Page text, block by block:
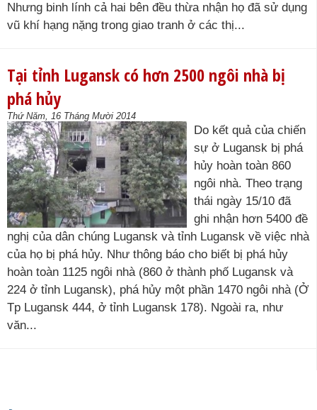
Nhưng binh lính cả hai bên đều thừa nhận họ đã sử dụng
vũ khí hạng nặng trong giao tranh ở các thị...
Tại tỉnh Lugansk có hơn 2500 ngôi nhà bị
phá hủy
Thứ Năm, 16 Tháng Mười 2014
Do kết quả của chiến
sự ở Lugansk bị phá
hủy hoàn toàn 860
ngôi nhà. Theo trạng
thái ngày 15/10 đã
ghi nhận hơn 5400 đề
nghị của dân chúng Lugansk và tỉnh Lugansk về việc nhà
của họ bị phá hủy. Như thông báo cho biết bị phá hủy
hoàn toàn 1125 ngôi nhà (860 ở thành phố Lugansk và
224 ở tỉnh Lugansk), phá hủy một phần 1470 ngôi nhà (Ở
Tp Lugansk 444, ở tỉnh Lugansk 178). Ngoài ra, như
văn...